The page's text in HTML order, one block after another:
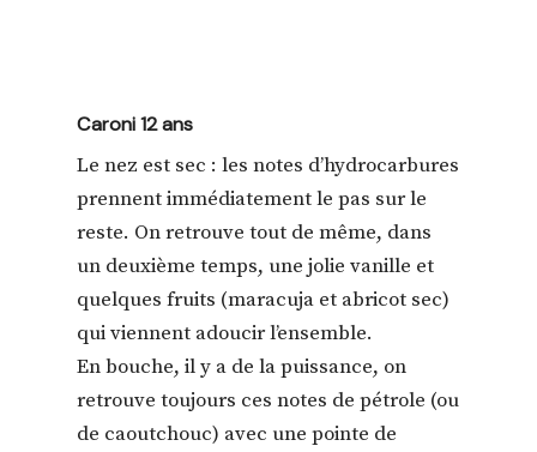
Caroni 12 ans
Le nez est sec : les notes d’hydrocarbures
prennent immédiatement le pas sur le
reste. On retrouve tout de même, dans
un deuxième temps, une jolie vanille et
quelques fruits (maracuja et abricot sec)
qui viennent adoucir l’ensemble.
En bouche, il y a de la puissance, on
retrouve toujours ces notes de pétrole (ou
de caoutchouc) avec une pointe de